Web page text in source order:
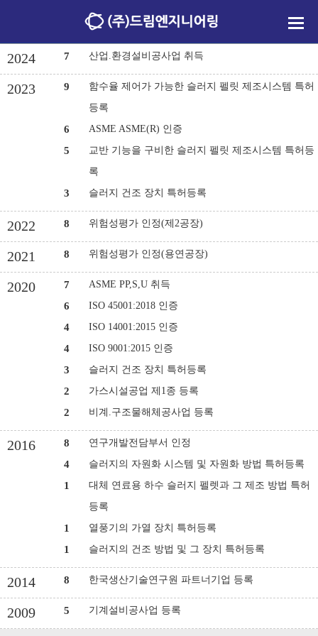
2024 7 산업.환경설비공사업 취득
2023 9
함수율 제어가 가능한 슬러지 펠릿 제조시스템 특허
등록
6 ASME ASME(R) 인증
5
교반 기능을 구비한 슬러지 펠릿 제조시스템 특허등
록
3 슬러지 건조 장치 특허등록
2022 8 위험성평가 인정(제2공장)
2021 8 위험성평가 인정(용연공장)
2020 7 ASME PP,S,U 취득
6 ISO 45001:2018 인증
4 ISO 14001:2015 인증
4 ISO 9001:2015 인증
3 슬러지 건조 장치 특허등록
2 가스시설공업 제1종 등록
2 비계.구조물해체공사업 등록
2016 8 연구개발전담부서 인정
4 슬러지의 자원화 시스템 및 자원화 방법 특허등록
1
대체 연료용 하수 슬러지 펠렛과 그 제조 방법 특허
등록
1 열풍기의 가열 장치 특허등록
1 슬러지의 건조 방법 및 그 장치 특허등록
2014 8 한국생산기술연구원 파트너기업 등록
2009 5 기계설비공사업 등록